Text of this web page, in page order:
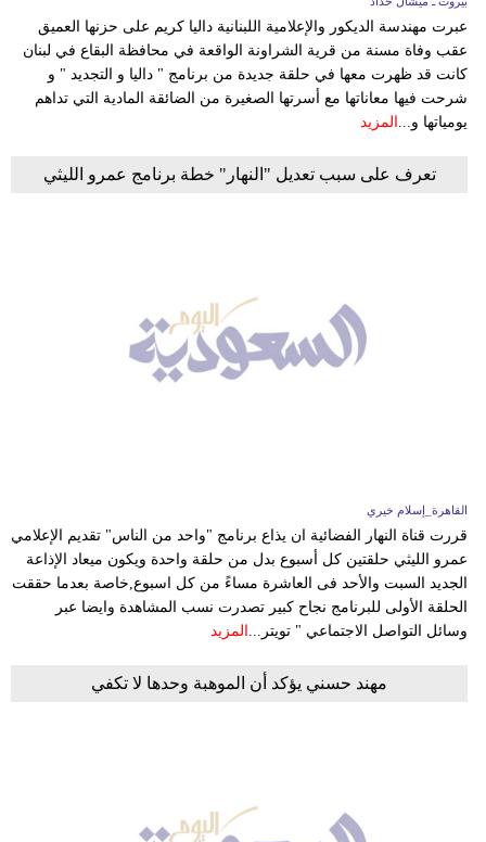
عبرت مهندسة الديكور والإعلامية اللبنانية داليا كريم على حزنها العميق
عقب وفاة مسنة من قرية الشراونة الواقعة في محافظة البقاع في لبنان
كانت قد ظهرت معها في حلقة جديدة من برنامج " داليا و التجديد " و
شرحت فيها معاناتها مع أسرتها الصغيرة من الضائقة المادية التي تداهم
يومياتها و... المزيد
تعرف على سبب تعديل "النهار" خطة برنامج عمرو الليثي
القاهرة_إسلام خيري
قررت قناة النهار الفضائية ان يذاع برنامج "واحد من الناس" تقديم الإعلامي
عمرو الليثي حلقتين كل أسبوع بدل من حلقة واحدة ويكون ميعاد الإذاعة
الجديد السبت والأحد فى العاشرة مساءً من كل اسبوع,خاصة بعدما حققت
الحلقة الأولى للبرنامج نجاح كبير تصدرت نسب المشاهدة وايضا عبر
وسائل التواصل الاجتماعي " تويتر... المزيد
مهند حسني يؤكد أن الموهبة وحدها لا تكفي